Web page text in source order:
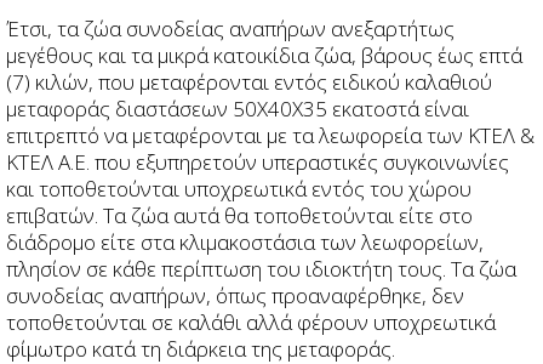
Έτσι, τα ζώα συνοδείας αναπήρων ανεξαρτήτως
μεγέθους και τα μικρά κατοικίδια ζώα, βάρους έως επτά
(7) κιλών, που μεταφέρονται εντός ειδικού καλαθιού
μεταφοράς διαστάσεων 50Χ40X35 εκατοστά είναι
επιτρεπτό να μεταφέρονται με τα λεωφορεία των ΚΤΕΛ &
ΚΤΕΛ Α.Ε. που εξυπηρετούν υπεραστικές συγκοινωνίες
και τοποθετούνται υποχρεωτικά εντός του χώρου
επιβατών. Τα ζώα αυτά θα τοποθετούνται είτε στο
διάδρομο είτε στα κλιμακοστάσια των λεωφορείων,
πλησίον σε κάθε περίπτωση του ιδιοκτήτη τους. Τα ζώα
συνοδείας αναπήρων, όπως προαναφέρθηκε, δεν
τοποθετούνται σε καλάθι αλλά φέρουν υποχρεωτικά
φίμωτρο κατά τη διάρκεια της μεταφοράς.